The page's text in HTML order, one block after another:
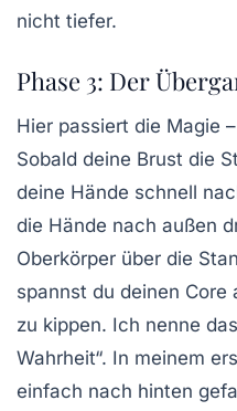
nicht tiefer.
Phase 3: Der
Hier passiert die Magie
Sobald deine Brust die
deine Hände schnell
die Hände nach außen
Oberkörper über die
spannst du deinen
zu kippen. Ich nenne
Wahrheit“. In meinem
einfach nach hinten